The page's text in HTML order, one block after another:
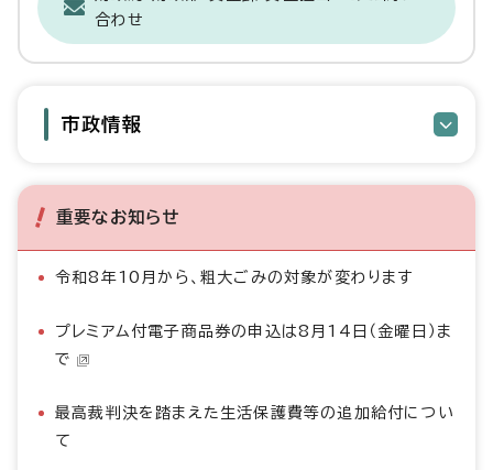
合わせ
市政情報
重要なお知らせ
令和8年10月から、粗大ごみの対象が変わります
プレミアム付電子商品券の申込は8月14日（金曜日）ま
で
最高裁判決を踏まえた生活保護費等の追加給付につい
て